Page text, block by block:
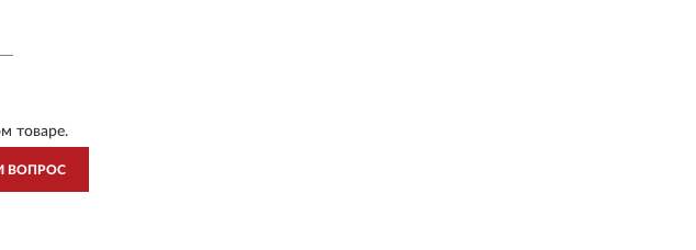
товаре.
ВОПРОС